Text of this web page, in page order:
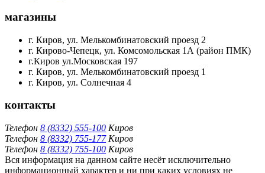
магазины
г. Киров, ул. Мелькомбинатовский проезд 2
г. Кирово-Чепецк, ул. Комсомольская 1А (район ПМК)
г.Киров ул.Московская 197
г. Киров, ул. Мелькомбинатовский проезд 1
г. Киров, ул. Солнечная 4
контакты
Телефон 8 (8332) 555-100 Киров
Телефон 8 (8332) 755-177 Киров
Телефон 8 (8332) 755-100 Киров
Вся информация на данном сайте несёт исключительно
информационный характер и ни при каких условиях не